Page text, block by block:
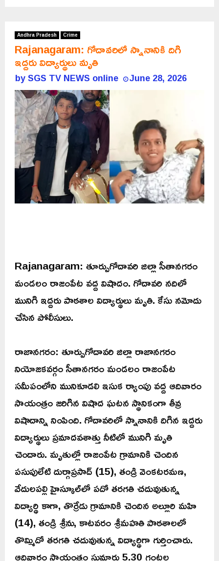
Andhra Pradesh Crime
Rajanagaram: గోదావరిలో స్నానానికి దిగి
ఇద్దరు విద్యార్థులు మృతి
bySGS TV NEWS online June 28, 2026
Rajanagaram: తూర్పుగోదావరి జిల్లా సీతానగరం
మండలం రాజంపేట వద్ద విషాదం. గోదావరి నదిలో
మునిగి ఇద్దరు పాఠశాల విద్యార్థులు మృతి. కేసు నమోదు
చేసిన పోలీసులు.
రాజానగరం: తూర్పుగోదావరి జిల్లా రాజానగరం
నియోజకవర్గం సీతానగరం మండలం రాజంపేట
సమీపంలోని మునికూడలి ఇసుక ర్యాంపు వద్ద ఆదివారం
సాయంత్రం జరిగిన విషాద ఘటన స్థానికంగా తీవ్ర
విషాదాన్ని నింపింది. గోదావరిలో స్నానానికి దిగిన ఇద్దరు
విద్యార్థులు ప్రమాదవశాత్తు నీటిలో మునిగి మృతి
చెందారు. మృతుల్లో రాజంపేట గ్రామానికి చెందిన
పసుపులేటి దుర్గాప్రసాద్ (15), తండ్రి వెంకటరమణ,
వేదులపల్లి హైస్కూల్‌లో పదో తరగతి చదువుతున్న
విద్యార్థి కాగా, తొర్రేడు గ్రామానికి చెందిన అల్లూరి మహి
(14), తండ్రి శ్రీను, కాటవరం శ్రీమహతి పాఠశాలలో
తొమ్మిదో తరగతి చదువుతున్న విద్యార్థిగా గుర్తించారు.
ఆదివారం సాయంత్రం సుమారు 5.30 గంటల